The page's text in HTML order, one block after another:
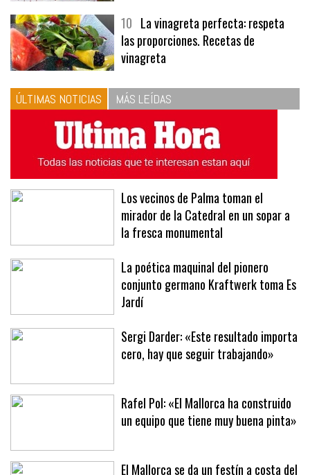
10 La vinagreta perfecta: respeta
las proporciones. Recetas de
vinagreta
ÚLTIMAS NOTICIAS MÁS LEÍDAS
Los vecinos de Palma toman el
mirador de la Catedral en un sopar a
la fresca monumental
La poética maquinal del pionero
conjunto germano Kraftwerk toma Es
Jardí
Sergi Darder: «Este resultado importa
cero, hay que seguir trabajando»
Rafel Pol: «El Mallorca ha construido
un equipo que tiene muy buena pinta»
El Mallorca se da un festín a costa del